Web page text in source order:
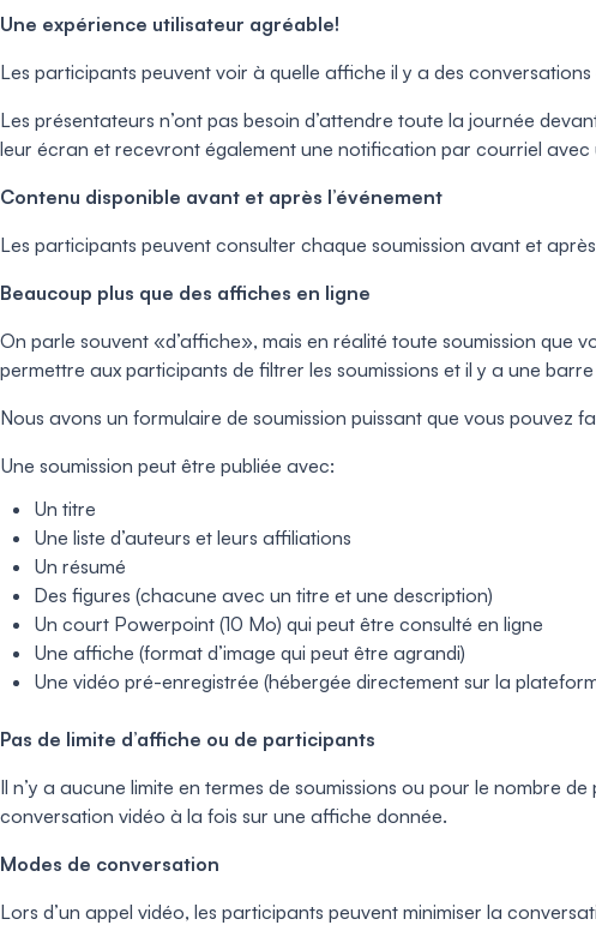
Une expérience utilisateur agréable!
Les participants peuvent voir à quelle affiche il y a des
Les présentateurs n’ont pas besoin d’attendre toute la journée
leur écran et recevront également une notification par courriel avec
Contenu disponible avant et après l’événement
Les participants peuvent consulter chaque soumission avant et
Beaucoup plus que des affiches en ligne
On parle souvent «d’affiche», mais en réalité toute soumission que
permettre aux participants de filtrer les soumissions et il y a une
Nous avons un formulaire de soumission puissant que vous
Une soumission peut être publiée avec:
Un titre
Une liste d’auteurs et leurs affiliations
Un résumé
Des figures (chacune avec un titre et une description)
Un court Powerpoint (10 Mo) qui peut être consulté en ligne
Une affiche (format d’image qui peut être agrandi)
Une vidéo pré-enregistrée (hébergée directement sur la
Pas de limite d’affiche ou de participants
Il n’y a aucune limite en termes de soumissions ou pour le nombre
conversation vidéo à la fois sur une affiche donnée.
Modes de conversation
Lors d’un appel vidéo, les participants peuvent minimiser la